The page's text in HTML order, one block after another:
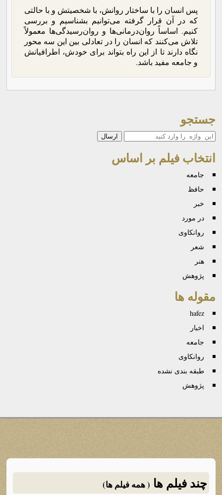
پس انسان را با ساختار روانش، با شخصیتش و با حالتی
که در آن قرار گرفته می‌توانیم بشناسیم و بررسی
کنیم. اساساً روان‌درمانی‌ها و روان‌رسیدگی‌ها معمولاً
تلاش می‌کنند که انسان را در تعادلی بین این سه محور
نگاه دارند تا از این راه بتواند برای خودش، اطرافیانش
و جامعه مفید باشد.
جستجو
جستجو
انتخاب فیلم بر اساس
جامعه
حافظ
خبر
در مورد
روانكاوی
شعر
هنر
پژوهش
مقوله ها
hafez
اخبار
جامعه
روانكاوی
طبقه بندی نشده
پژوهش
چند فیلم ها ( همه فیلم ها)